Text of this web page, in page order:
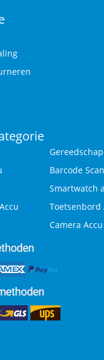
Barcode
Smartwatch
Toetsenbord
Camera Accu